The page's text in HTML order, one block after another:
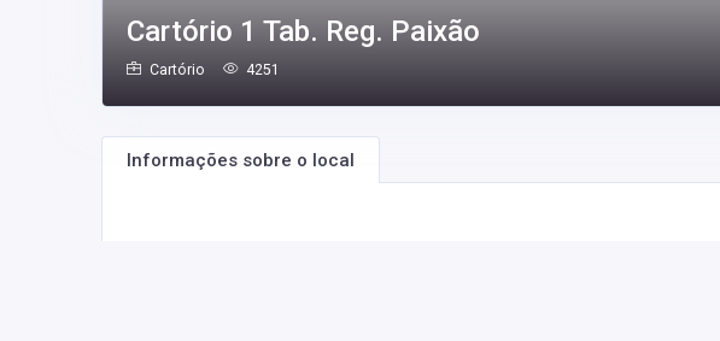
Cartório 1 Tab. Reg. Paixão
Cartório 4251
Informações sobre o local